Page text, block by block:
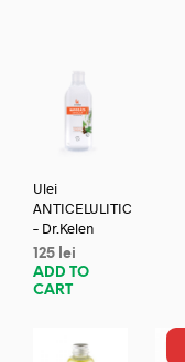
Ulei
ANTICELULITIC
– Dr.Kelen
125 lei
ADD TO
CART